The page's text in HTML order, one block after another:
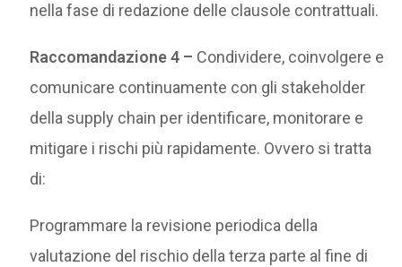
nella fase di redazione delle clausole contrattuali.
Raccomandazione 4 – Condividere, coinvolgere e
comunicare continuamente con gli stakeholder
della supply chain per identificare, monitorare e
mitigare i rischi più rapidamente. Ovvero si tratta
di:
Programmare la revisione periodica della
valutazione del rischio della terza parte al fine di